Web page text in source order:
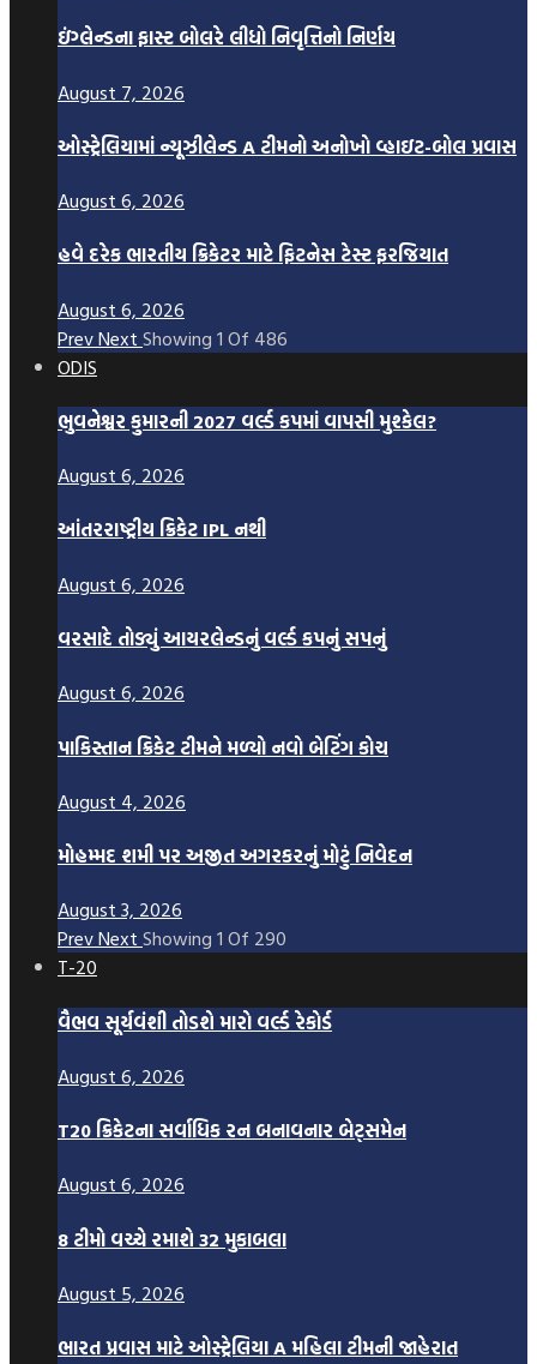
ઇંગ્લેન્ડના ફાસ્ટ બોલરે લીધો નિવૃત્તિનો નિર્ણય
August 7, 2026
ઓસ્ટ્રેલિયામાં ન્યૂઝીલેન્ડ A ટીમનો અનોખો વ્હાઇટ-બોલ પ્રવાસ
August 6, 2026
હવે દરેક ભારતીય ક્રિકેટર માટે ફિટનેસ ટેસ્ટ ફરજિયાત
August 6, 2026
PrevNext Showing 1 Of 486
ODIS
ભુવનેશ્વર કુમારની 2027 વર્લ્ડ કપમાં વાપસી મુશ્કેલ?
August 6, 2026
આંતરરાષ્ટ્રીય ક્રિકેટ IPL નથી
August 6, 2026
વરસાદે તોડ્યું આયરલેન્ડનું વર્લ્ડ કપનું સપનું
August 6, 2026
પાકિસ્તાન ક્રિકેટ ટીમને મળ્યો નવો બેટિંગ કોચ
August 4, 2026
મોહમ્મદ શમી પર અજીત અગરકરનું મોટું નિવેદન
August 3, 2026
PrevNext Showing 1 Of 290
T-20
વૈભવ સૂર્યવંશી તોડશે મારો વર્લ્ડ રેકોર્ડ
August 6, 2026
T20 ક્રિકેટના સર્વાધિક રન બનાવનાર બેટ્સમેન
August 6, 2026
8 ટીમો વચ્ચે રમાશે 32 મુકાબલા
August 5, 2026
ભારત પ્રવાસ માટે ઓસ્ટ્રેલિયા A મહિલા ટીમની જાહેરાત